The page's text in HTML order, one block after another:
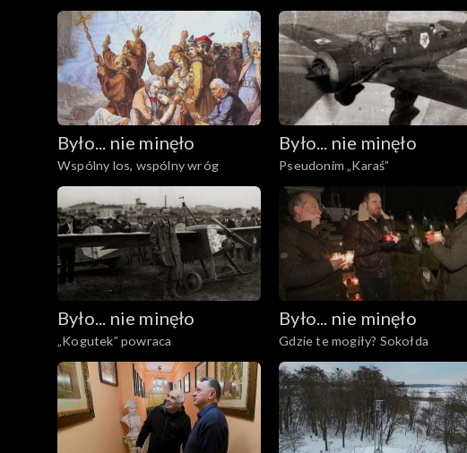
Było... nie minęło
Wspólny los, wspólny wróg
Było... nie minęło
Pseudonim „Karaś”
Było... nie minęło
„Kogutek” powraca
Było... nie minęło
Gdzie te mogiły? Sokołda